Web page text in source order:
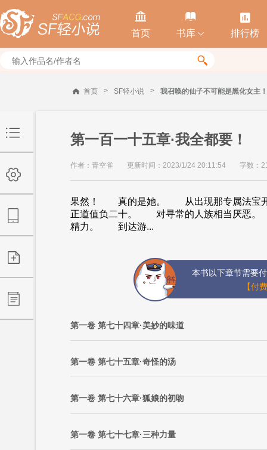

首页

书库 

排行榜

首页 > SF轻小说 > 我召唤的仙子不可能是黑化女主！
第一百一十五章·我全都要！
作者：青空雀 更新时间：2023/1/24 20:11:54 字数：
果然！ 真的是她。 从出现那专属法
正道值负二十。 对寻常的人族相当厌恶。
精力。 到达游...
本书以下章节需要
【付
第一卷 第七十四章·美妙的味道
第一卷 第七十五章·奇怪的汤
第一卷 第七十六章·狐娘的初吻
第一卷 第七十七章·三种力量